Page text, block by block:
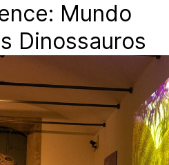
Mundo
Dinossauros